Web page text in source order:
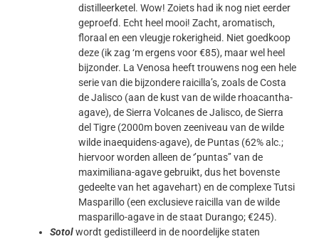
distilleerketel. Wow! Zoiets had ik nog niet eerder
geproefd. Echt heel mooi! Zacht, aromatisch,
floraal en een vleugje rokerigheid. Niet goedkoop
deze (ik zag ‘m ergens voor €85), maar wel heel
bijzonder. La Venosa heeft trouwens nog een hele
serie van die bijzondere raicilla’s, zoals de Costa
de Jalisco (aan de kust van de wilde rhoacantha-
agave), de Sierra Volcanes de Jalisco, de Sierra
del Tigre (2000m boven zeeniveau van de wilde
wilde inaequidens-agave), de Puntas (62% alc.;
hiervoor worden alleen de ‘’puntas’’ van de
maximiliana-agave gebruikt, dus het bovenste
gedeelte van het agavehart) en de complexe Tutsi
Masparillo (een exclusieve raicilla van de wilde
masparillo-agave in de staat Durango; €245).
Sotolwordt gedistilleerd in de noordelijke staten